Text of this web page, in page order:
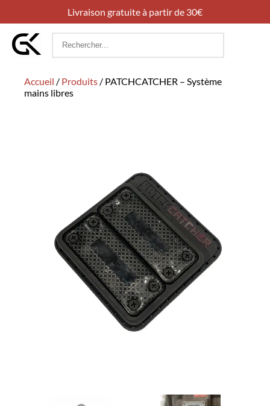
Livraison gratuite à partir de 30€
Rechercher
Accueil / Produits / PATCHCATCHER – Système
mains libres